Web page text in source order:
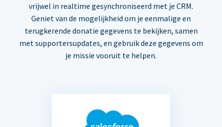
vrijwel in realtime gesynchroniseerd met je CRM.
Geniet van de mogelijkheid om je eenmalige en
terugkerende donatie gegevens te bekijken, samen
met supportersupdates, en gebruik deze gegevens om
je missie vooruit te helpen.